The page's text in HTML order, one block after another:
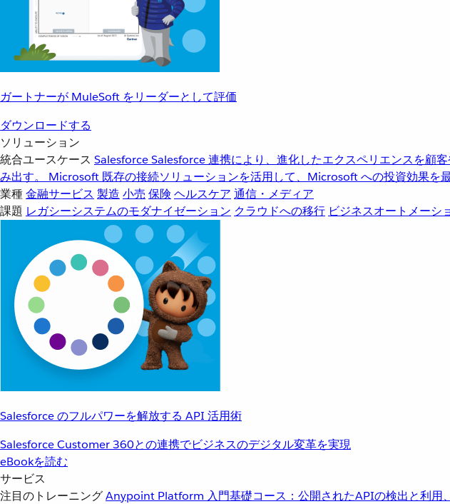
ガートナーが MuleSoft をリーダーとして評価
ダウンロードする
ソリューション
統合ユースケース SalesforceSalesforce 連携により、進化したエクスペリエンスを顧
み出す。
Microsoft 既存の接続ソリューションを活用して、Microsoft への投資効果を最
業種金融サービス 製造 小売 保険 ヘルスケア 通信・メディア
課題 レガシーシステムのモダナイゼーション クラウドへの移行 ビジネスオートメーシ
Salesforce のフルパワーを解放する API 活用術
Salesforce Customer 360との連携でビジネスのデジタル変革を実現
eBookを読む
サービス
注目のトレーニングAnypoint Platform 入門基礎コース：公開されたAPIの検出と利用